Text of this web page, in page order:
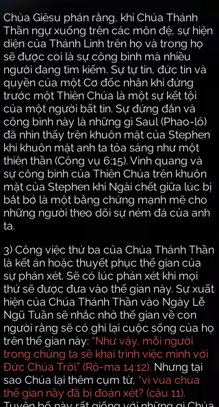
Chúa Giêsu phán rằng, khi Chúa Thánh
Thần ngự xuống trên các môn đệ, sự hiện
diện của Thánh Linh trên họ và trong họ
sẽ được coi là sự công bình mà nhiều
người đang tìm kiếm. Sự tự tin, đức tin và
quyền của một Cơ đốc nhân khi đứng
trước một Thiên Chúa là một sự kết tội
của một người bất tin. Sự đứng đắn và
công bình này là những gì Saul (Phao-lô)
đã nhìn thấy trên khuôn mặt của Stephen
khi khuôn mặt anh ta tỏa sáng như một
thiên thần (Công vụ 6:15). Vinh quang và
sự công bình của Thiên Chúa trên khuôn
mặt của Stephen khi Ngài chết giữa lúc bị
bắt bớ là một bằng chứng mạnh mẽ cho
những người theo dõi sự ném đá của anh
ta.
3) Công việc thứ ba của Chúa Thánh Thần
là kết án hoặc thuyết phục thế gian của
sự phán xét. Sẽ có lúc phán xét khi mọi
thứ sẽ được đưa vào thế gian này. Sự xuất
hiện của Chúa Thánh Thần vào Ngày Lễ
Ngũ Tuần sẽ nhắc nhở thế gian về con
người rằng sẽ có ghi lại cuộc sống của họ
trên thế gian này: “Như vậy, mỗi người
trong chúng ta sẽ khai trình việc mình với
Đức Chúa Trời.” (Rô-ma 14:12). Nhưng tại
sao Chúa lại thêm cụm từ, “vì vua chúa
thế gian nầy đã bị đoán xét? (câu 11).